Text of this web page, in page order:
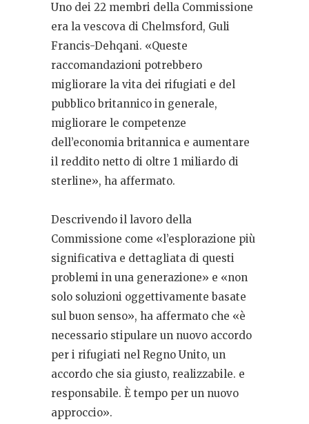
Uno dei 22 membri della Commissione
era la vescova di Chelmsford, Guli
Francis-Dehqani. «Queste
raccomandazioni potrebbero
migliorare la vita dei rifugiati e del
pubblico britannico in generale,
migliorare le competenze
dell’economia britannica e aumentare
il reddito netto di oltre 1 miliardo di
sterline», ha affermato.
Descrivendo il lavoro della
Commissione come «l’esplorazione più
significativa e dettagliata di questi
problemi in una generazione» e «non
solo soluzioni oggettivamente basate
sul buon senso», ha affermato che «è
necessario stipulare un nuovo accordo
per i rifugiati nel Regno Unito, un
accordo che sia giusto, realizzabile. e
responsabile. È tempo per un nuovo
approccio».